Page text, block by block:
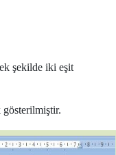
şekilde iki eşit
gösterilmiştir.